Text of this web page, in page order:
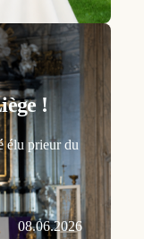
!
élu prieur du
08.06.2026